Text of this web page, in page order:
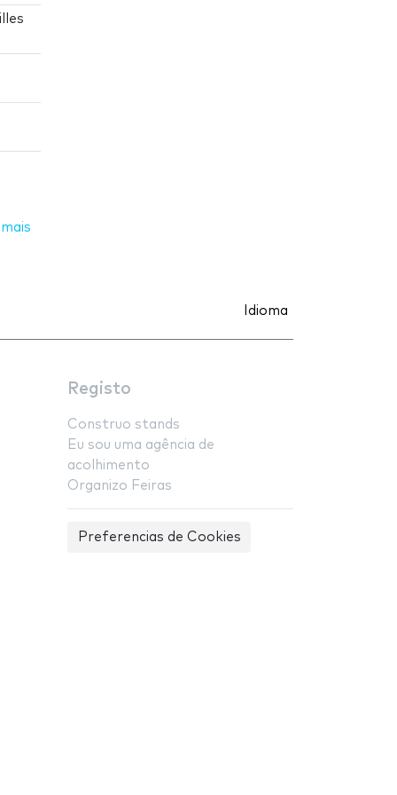
Idioma
Registo
Construo stands
Eu sou uma agência de
acolhimento
Organizo Feiras
Preferencias de Cookies